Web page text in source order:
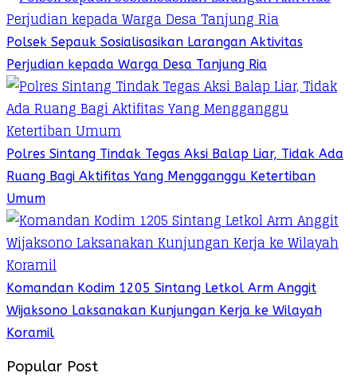
Polsek Sepauk Sosialisasikan Larangan Aktivitas
Perjudian kepada Warga Desa Tanjung Ria
Polres Sintang Tindak Tegas Aksi Balap Liar, Tidak Ada
Ruang Bagi Aktifitas Yang Mengganggu Ketertiban
Umum
Komandan Kodim 1205 Sintang Letkol Arm Anggit
Wijaksono Laksanakan Kunjungan Kerja ke Wilayah
Koramil
Popular Post